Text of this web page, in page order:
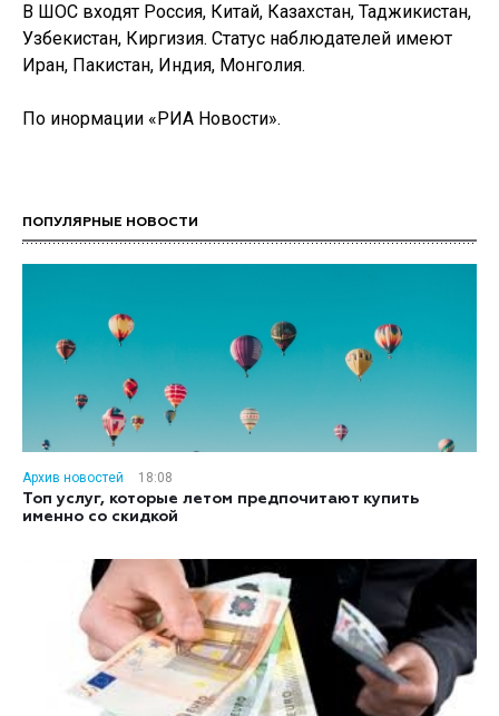
В ШОС входят Россия, Китай, Казахстан, Таджикистан,
Узбекистан, Киргизия. Статус наблюдателей имеют
Иран, Пакистан, Индия, Монголия.
По инормации «РИА Новости».
ПОПУЛЯРНЫЕ НОВОСТИ
Архив новостей
18:08
Топ услуг, которые летом предпочитают купить
именно со скидкой